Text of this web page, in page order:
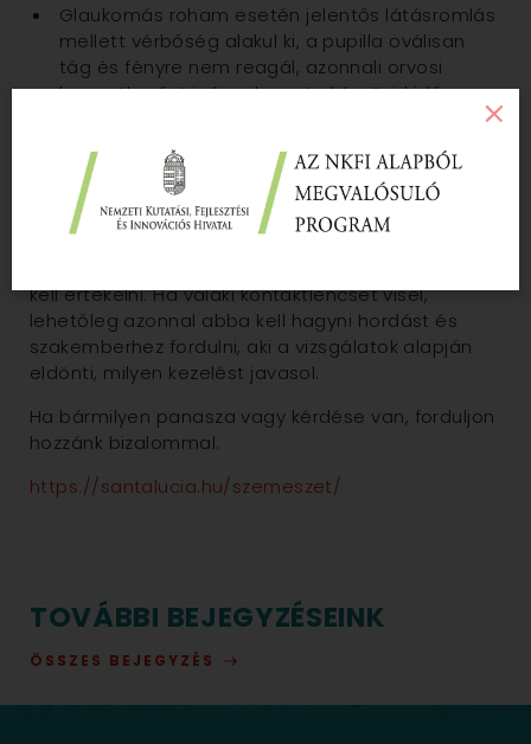
Glaukomás roham esetén jelentős látásromlás
mellett vérbőség alakul ki, a pupilla oválisan
tág és fényre nem reagál, azonnali orvosi
beavatkozást igényel, mert akár rövid időn
MI A TEENDŐ?
Mivel a vérbőség akár komoly problémára is
kell értékelni. Ha valaki kontaktlencsét visel,
lehetőleg azonnal abba kell hagyni hordást és
szakemberhez fordulni, aki a vizsgálatok alapján
eldönti, milyen kezelést javasol.
Ha bármilyen panasza vagy kérdése van, forduljon
hozzánk bizalommal.
https://santalucia.hu/szemeszet/
TOVÁBBI BEJEGYZÉSEINK
ÖSSZES BEJEGYZÉS